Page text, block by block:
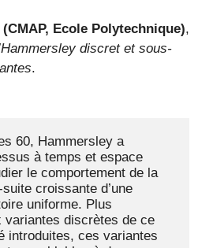
Ecole Polytechnique),
discret et sous-
.
60, Hammersley a
à temps et espace
le comportement de la
croissante d’une
uniforme. Plus
variantes discrètes de ce
introduites, ces variantes